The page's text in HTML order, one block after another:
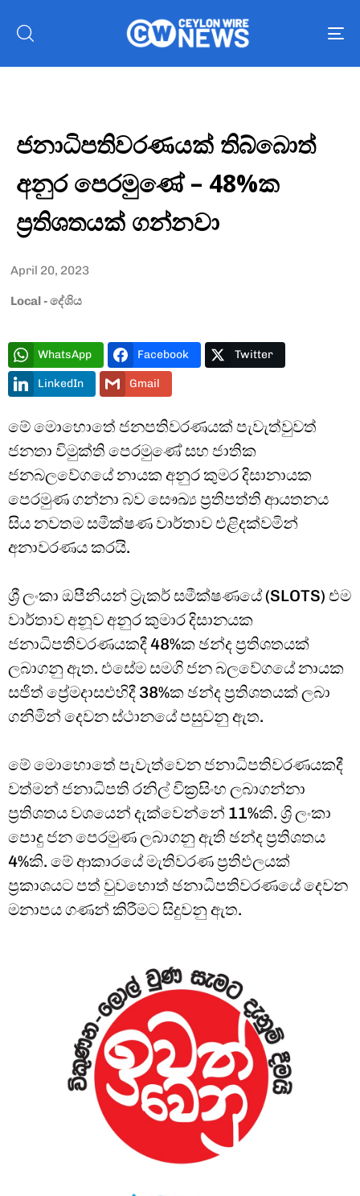
Type and hit enter
ජනාධිපතිවරණයක් තිබ්බොත්
අනුර පෙරමුණේ – 48%ක
ප්‍රතිශතයක් ගන්නවා
April 20, 2023
Local - දේශිය
WhatsApp Facebook Twitter
LinkedIn Gmail
මේ මොහොතේ ජනපතිවරණයක් පැවැත්වුවත්
ජනතා විමුක්ති පෙරමුණේ සහ ජාතික
ජනබලවේගයේ නායක අනුර කුමර දිසානායක
පෙරමුණ ගන්නා බව සෞඛ්‍ය ප්‍රතිපත්ති ආයතනය
සිය නවතම සමීක්ෂණ වාර්තාව එළිදක්වමින්
අනාවරණය කරයි.
ශ්‍රී ලංකා ඔපීනියන් ට්‍රැකර් සමීක්ෂණයේ (SLOTS) එම
වාර්තාව අනූව අනුර කුමාර දිසානයක
ජනාධිපතිවරණයකදී 48%ක ඡන්ද ප්‍රතිශතයක්
ලබාගනු ඇත. එසේම සමගි ජන බලවේගයේ නායක
සජිත් ප්‍රේමදාසඑහිදී 38%ක ඡන්ද ප්‍රතිශතයක් ලබා
ගනිමින් දෙවන ස්ථානයේ පසුවනු ඇත.
මේ මොහොතේ පැවැත්වෙන ජනාධිපතිවරණයකදී
වත්මන් ජනාධිපති රනිල් වික්‍රසිංහ ලබාගන්නා
ප්‍රතිශතය වශයෙන් දැක්වෙන්නේ 11%කි. ශ්‍රි ලංකා
පොදු ජන පෙරමුණ ලබාගනු ඇති ඡන්ද ප්‍රතිශතය
4%කි. මේ ආකාරයේ මැතිවරණ ප්‍රතිඵලයක්
ප්‍රකාශයට පත් වුවහොත් ඡනාධිපතිවරණයේ දෙවන
මනාපය ගණන් කිරීමට සිදුවනු ඇත.